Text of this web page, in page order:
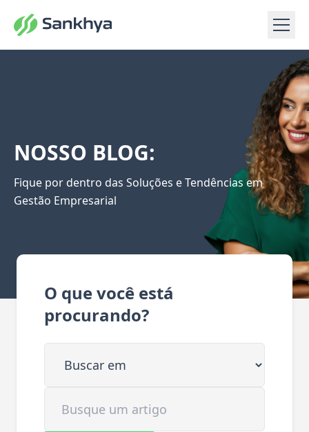
NOSSO BLOG:
Fique por dentro das Soluções e Tendências em
Gestão Empresarial
O que você está
procurando?